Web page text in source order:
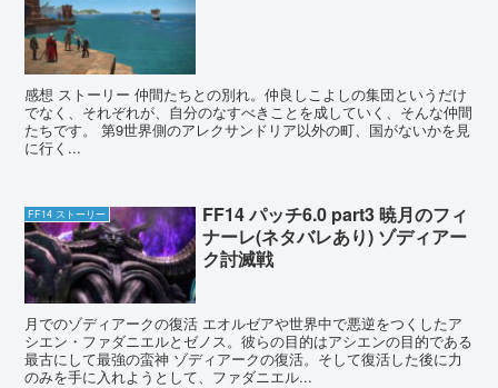
感想 ストーリー 仲間たちとの別れ。仲良しこよしの集団というだけ
でなく、それぞれが、自分のなすべきことを成していく、そんな仲間
たちです。 第9世界側のアレクサンドリア以外の町、国がないかを見
に行く...
FF14 ストーリー
FF14 パッチ6.0 part3 暁月のフィ
ナーレ(ネタバレあり) ゾディアー
ク討滅戦
月でのゾディアークの復活 エオルゼアや世界中で悪逆をつくしたア
シエン・ファダニエルとゼノス。彼らの目的はアシエンの目的である
最古にして最強の蛮神 ゾディアークの復活。そして復活した後に力
のみを手に入れようとして、ファダニエル...